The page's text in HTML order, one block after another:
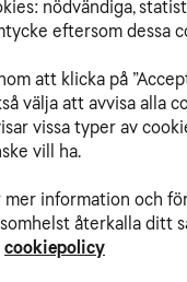
SIM-kort:
.
kort:
nödvändiga,
eftersom dessa
att klicka på
välja att avvisa alla
vissa typer av
vill ha.
mer information och
återkalla ditt
cookiepolicy